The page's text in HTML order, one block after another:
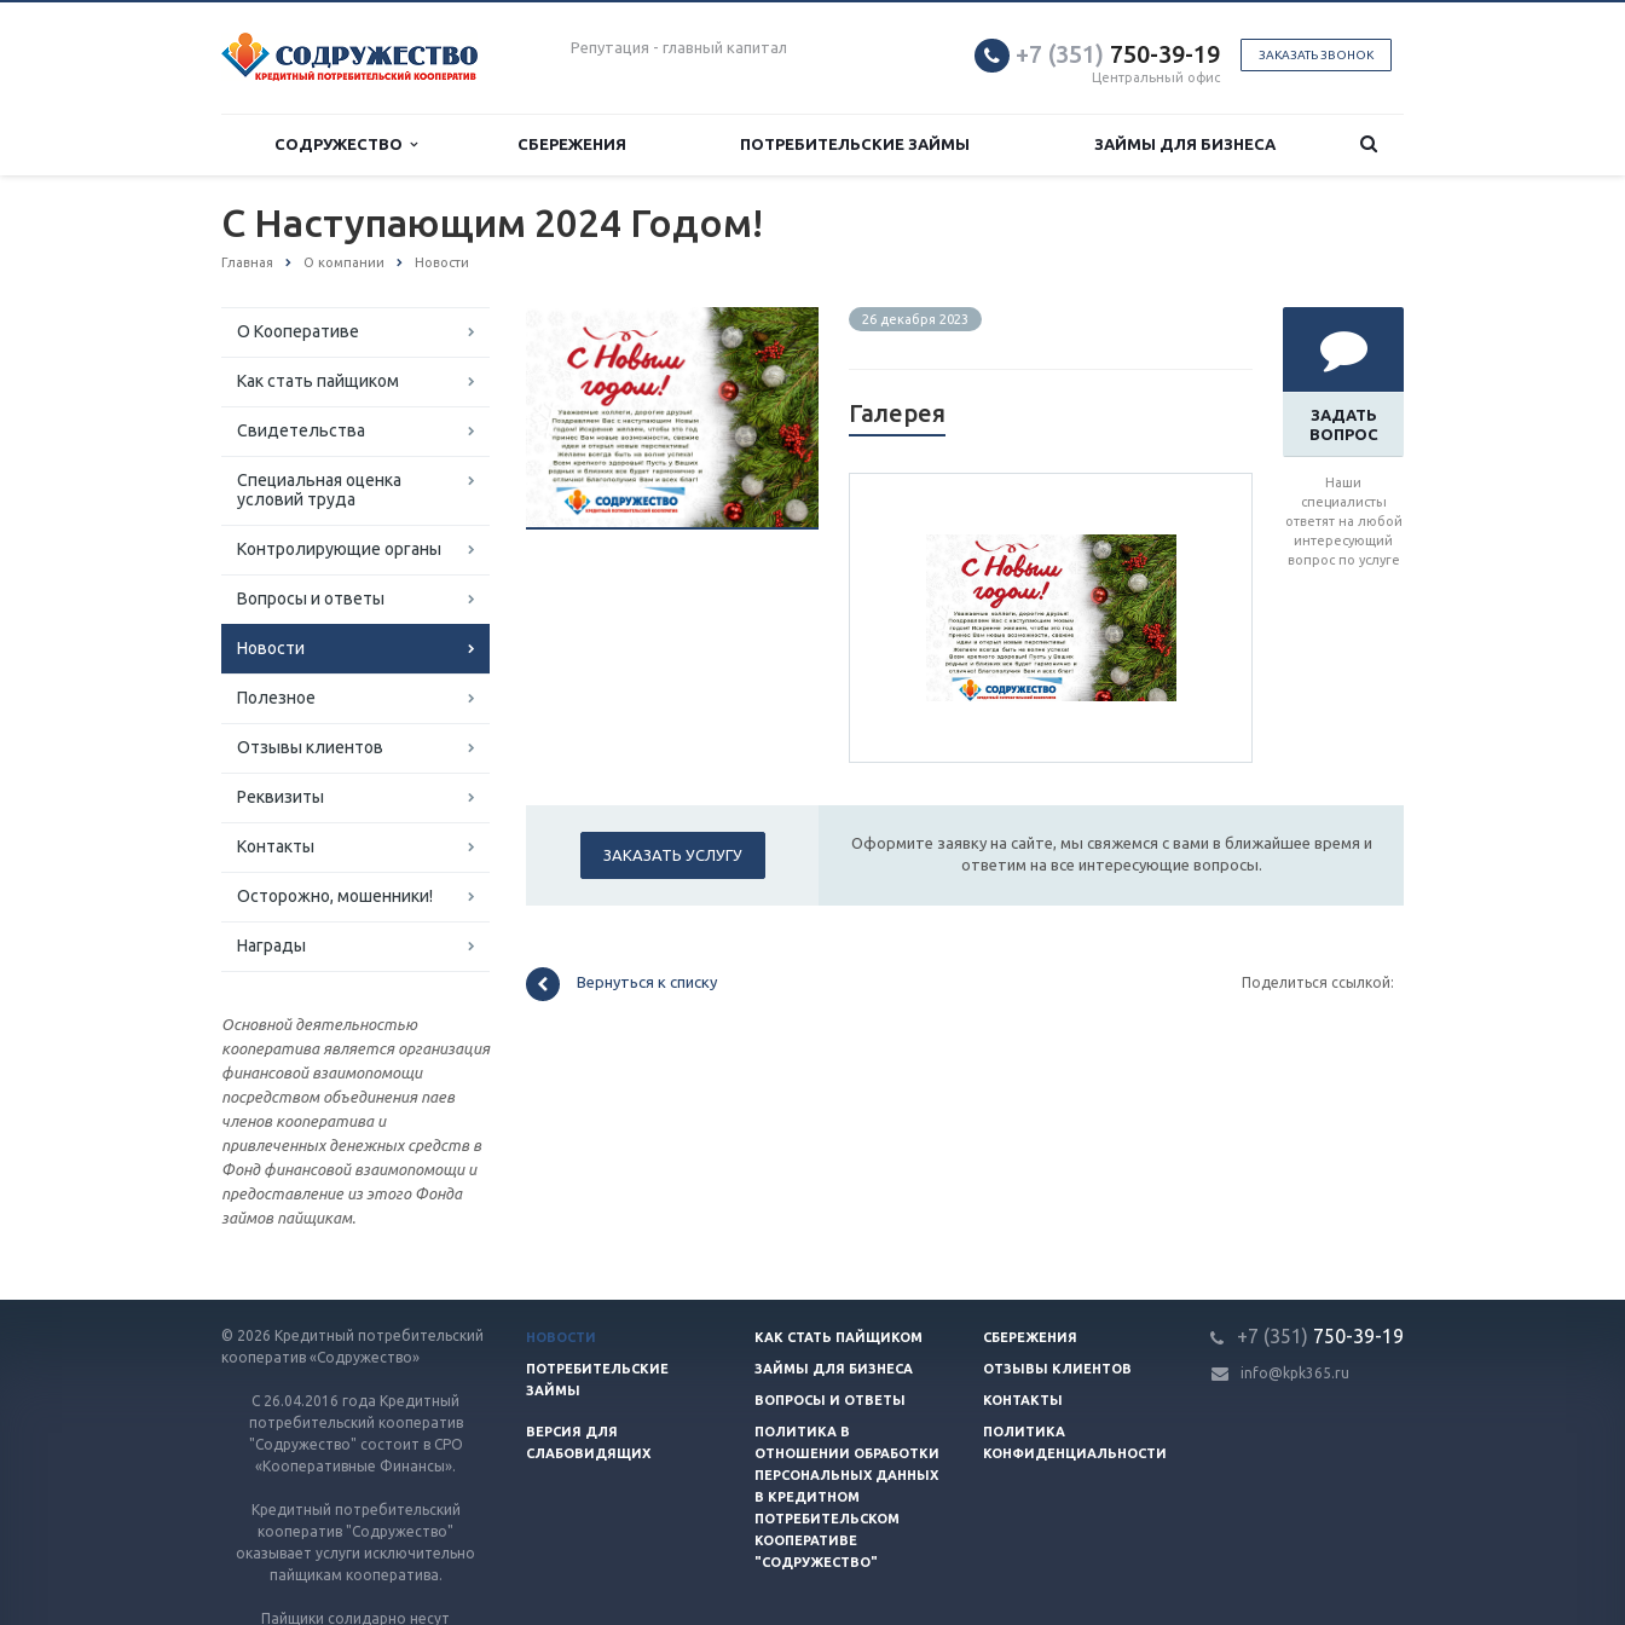
Репутация - главный капитал ЗАКАЗАТЬ ЗВОНОК
+7 (351) 750-39-19
Центральный офис
СОДРУЖЕСТВО СБЕРЕЖЕНИЯ ПОТРЕБИТЕЛЬСКИЕ ЗАЙМЫ ЗАЙМЫ ДЛЯ БИЗНЕСА
С Наступающим 2024 Годом!
Главная О компании Новости
О Кооперативе
Как стать пайщиком
Свидетельства
Специальная оценка
условий труда
Контролирующие органы
Вопросы и ответы
Новости
Полезное
Отзывы клиентов
Реквизиты
Контакты
Осторожно, мошенники!
Награды
Основной деятельностью
кооператива является организация
финансовой взаимопомощи
посредством объединения паев
членов кооператива и
привлеченных денежных средств в
Фонд финансовой взаимопомощи и
предоставление из этого Фонда
займов пайщикам.
ЗАДАТЬ
ВОПРОС
Наши
специалисты
ответят на любой
интересующий
вопрос по услуге
26 декабря 2023
Галерея
ЗАКАЗАТЬ УСЛУГУ
Оформите заявку на сайте, мы свяжемся с вами в ближайшее время и
ответим на все интересующие вопросы.
Поделиться ссылкой:
Вернуться к списку
© 2026 Кредитный потребительский
кооператив «Содружество»
С 26.04.2016 года Кредитный
потребительский кооператив
"Содружество" состоит в СРО
«Кооперативные Финансы».
Кредитный потребительский
кооператив "Содружество"
оказывает услуги исключительно
пайщикам кооператива.
Пайщики солидарно несут
НОВОСТИ КАК СТАТЬ ПАЙЩИКОМ СБЕРЕЖЕНИЯ
ПОТРЕБИТЕЛЬСКИЕ
ЗАЙМЫ
ЗАЙМЫ ДЛЯ БИЗНЕСА ОТЗЫВЫ КЛИЕНТОВ
ВОПРОСЫ И ОТВЕТЫ КОНТАКТЫ
ВЕРСИЯ ДЛЯ
СЛАБОВИДЯЩИХ
ПОЛИТИКА В
ОТНОШЕНИИ ОБРАБОТКИ
ПЕРСОНАЛЬНЫХ ДАННЫХ
В КРЕДИТНОМ
ПОТРЕБИТЕЛЬСКОМ
КООПЕРАТИВЕ
"СОДРУЖЕСТВО"
ПОЛИТИКА
КОНФИДЕНЦИАЛЬНОСТИ
+7 (351) 750-39-19
info@kpk365.ru